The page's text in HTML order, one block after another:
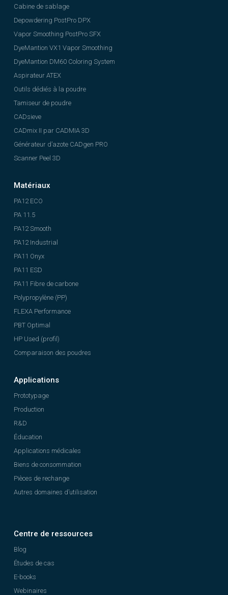
Cabine de sablage
Depowdering PostPro DPX
Vapor Smoothing PostPro SFX
DyeMantion VX1 Vapor Smoothing
DyeMantion DM60 Coloring System
Aspirateur ATEX
Outils dédiés à la poudre
Tamiseur de poudre
CADsieve
CADmix II par CADMIA 3D
Générateur d’azote CADgen PRO
Scanner Peel 3D
Matériaux
PA12 ECO
PA 11.5
PA12 Smooth
PA12 Industrial
PA11 Onyx
PA11 ESD
PA11 Fibre de carbone
Polypropylène (PP)
FLEXA Performance
PBT Optimal
HP Used (profil)
Comparaison des poudres
Applications
Prototypage
Production
R&D
Éducation
Applications médicales
Biens de consommation
Pièces de rechange
Autres domaines d’utilisation
Centre de ressources
Blog
Études de cas
E-books
Webinaires